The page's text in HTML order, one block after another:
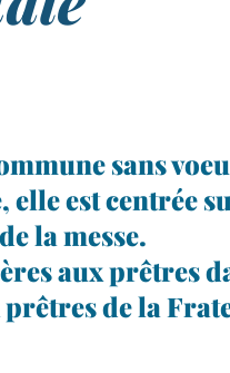
sans
elle est cen­trée
la messe.
aux prêtres
de la